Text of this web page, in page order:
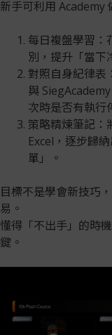
新手可利用 Academy
每日複盤學習：
別，提升「當下
對照自身紀律表
與
次時是否有執行
策略精煉筆記
Excel，逐步歸
單」。
目標不是學會新技巧
易。
懂得「不出手」的時
鍵。